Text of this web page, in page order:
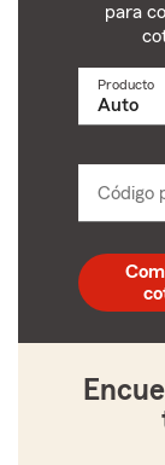
para
Producto
Código